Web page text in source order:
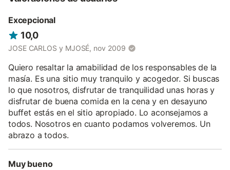
Por la noche disfrute de una copa en el patio enclaustrado de la
masía o en la intimidad de la terraza de su habitación.
En el pequeño hotel Masía Durbá, el viajero deja atrás las prisas
de piedra, por los cálidos recercados de rodeno que tanta
fuerza imprimen al conjunto, destilando tranquilidad y
recogimiento.
Esa paz exclusiva de los edificios centenarios que han
presenciado sobrios el paso de los tiempos.
Excepcional
10,0
JOSE CARLOS y MJOSÉ, nov 2009
Quiero resaltar la amabilidad de los responsables de la
masía. Es una sitio muy tranquilo y acogedor. Si buscas
lo que nosotros, disfrutar de tranquilidad unas horas y
disfrutar de buena comida en la cena y en desayuno
buffet estás en el sitio apropiado. Lo aconsejamos a
todos. Nosotros en cuanto podamos volveremos. Un
abrazo a todos.
Muy bueno